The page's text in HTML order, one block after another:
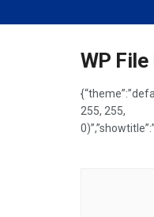
WP
255, 255,